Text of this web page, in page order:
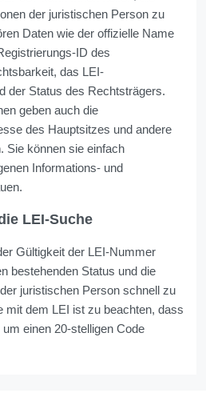
der juristischen Person zu
Daten wie der offizielle Name
ID des
das LEI-
der Status des Rechtsträgers.
geben auch die
des Hauptsitzes und andere
Sie können sie einfach
Informations- und
LEI-Suche
Gültigkeit der LEI-Nummer
bestehenden Status und die
juristischen Person schnell zu
mit dem LEI ist zu beachten, dass
einen 20-stelligen Code